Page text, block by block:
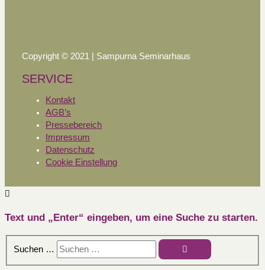
Copyright © 2021 | Sampurna Seminarhaus
SERVICE
Kontakt
AGB’s
Pressebereich
Impressum
Datenschutz
Cookie Einstellung
Text und „Enter“ eingeben, um eine Suche zu starten.
Suchen …